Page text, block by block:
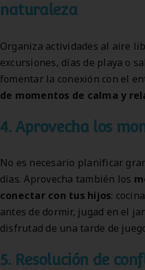
naturaleza
Organiza actividades al aire
excursiones, días de playa o
fomentar la conexión con el
de momentos de calma y
4. Aprovecha los
No es necesario planificar
días. Aprovecha también los
conectar con tus hijos:
antes de dormir, jugad en el
disfrutad de una tarde de
5. Resolución de